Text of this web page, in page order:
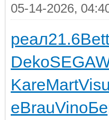
05-14-2026,
реал21.6Bett
DekoSEGA
KareMartVisu
еBrauVino